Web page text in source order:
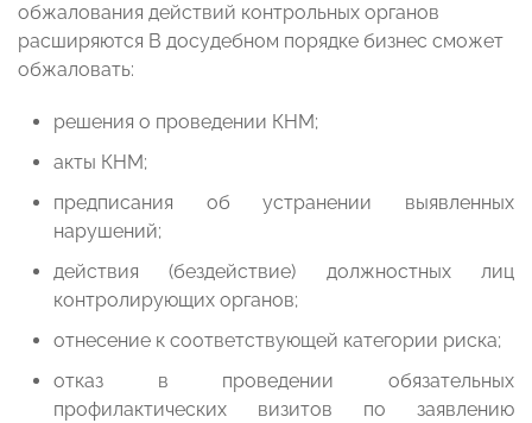
обжалования действий контрольных органов
расширяются В досудебном порядке бизнес сможет
обжаловать:
решения о проведении КНМ;
акты КНМ;
предписания об устранении выявленных
нарушений;
действия (бездействие) должностных лиц
контролирующих органов;
отнесение к соответствующей категории риска;
отказ в проведении обязательных
профилактических визитов по заявлению